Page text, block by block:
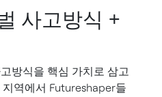
사고방식 +
방식을 핵심 가치로 삼고
역에서 Futureshaper들